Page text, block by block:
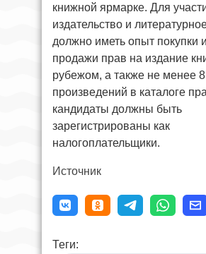
книжной ярмарке. Для
издательство и
должно иметь опыт покупки
продажи прав на издание
рубежом, а также не менее
произведений в каталоге
кандидаты должны быть
зарегистрированы как
налогоплательщики.
Источник
Теги: